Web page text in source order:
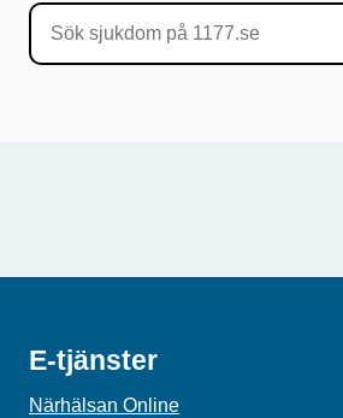
E-tjänster
Närhälsan Online